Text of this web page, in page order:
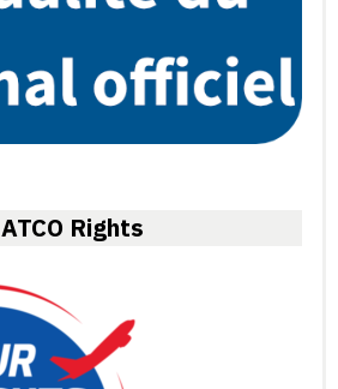
ATCO Rights